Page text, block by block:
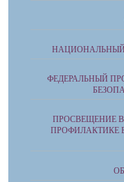
НАЦИОНАЛЬНЫЙ
ФЕДЕРАЛЬНЫЙ
ПРОСВЕЩЕНИЕ
ПРОФИЛАКТИКЕ